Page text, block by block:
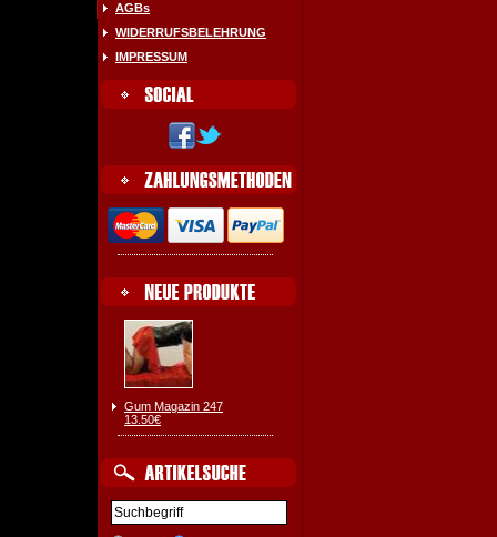
AGBs
WIDERRUFSBELEHRUNG
IMPRESSUM
Gum Magazin 247
13.50€